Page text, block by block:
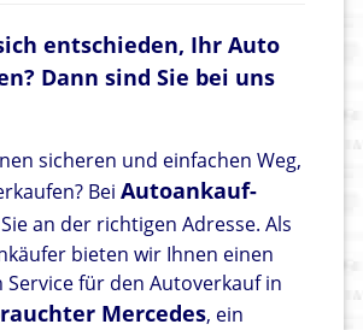
entschieden, Ihr Auto
Dann sind Sie bei uns
sicheren und einfachen Weg,
Bei Autoankauf-
an der richtigen Adresse. Als
bieten wir Ihnen einen
Service für den Autoverkauf in
Mercedes, ein